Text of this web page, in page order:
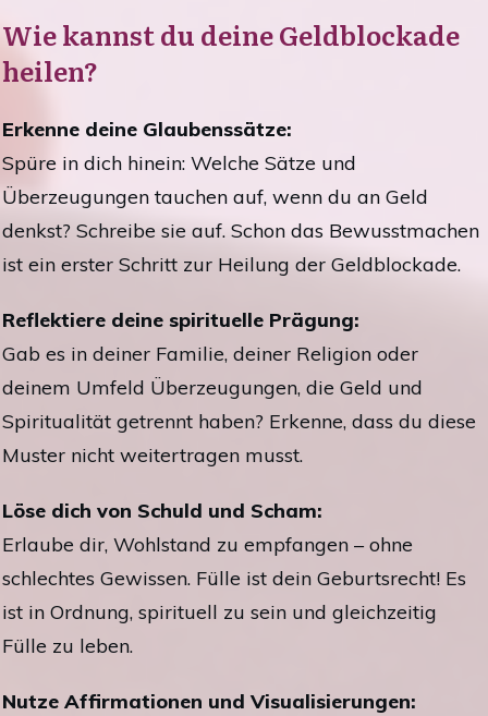
Wie kannst du deine Geldblockade
heilen?
Erkenne deine Glaubenssätze:
Spüre in dich hinein: Welche Sätze und
Überzeugungen tauchen auf, wenn du an Geld
denkst? Schreibe sie auf. Schon das Bewusstmachen
ist ein erster Schritt zur Heilung der Geldblockade.
Reflektiere deine spirituelle Prägung:
Gab es in deiner Familie, deiner Religion oder
deinem Umfeld Überzeugungen, die Geld und
Spiritualität getrennt haben? Erkenne, dass du diese
Muster nicht weitertragen musst.
Löse dich von Schuld und Scham:
Erlaube dir, Wohlstand zu empfangen – ohne
schlechtes Gewissen. Fülle ist dein Geburtsrecht! Es
ist in Ordnung, spirituell zu sein und gleichzeitig
Fülle zu leben.
Nutze Affirmationen und Visualisierungen: